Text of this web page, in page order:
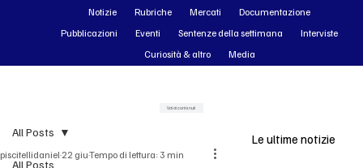
All Posts
All Posts
piscitellidaniel 22 giuTempo di lettura: 3 min
Le ultime notizie
Notizie Rubriche Mercati
Documentazione
Pubblicazioni
Eventi Sentenze della settimana
Interviste
Curiosità & altro
Media
Vai ai contenuti